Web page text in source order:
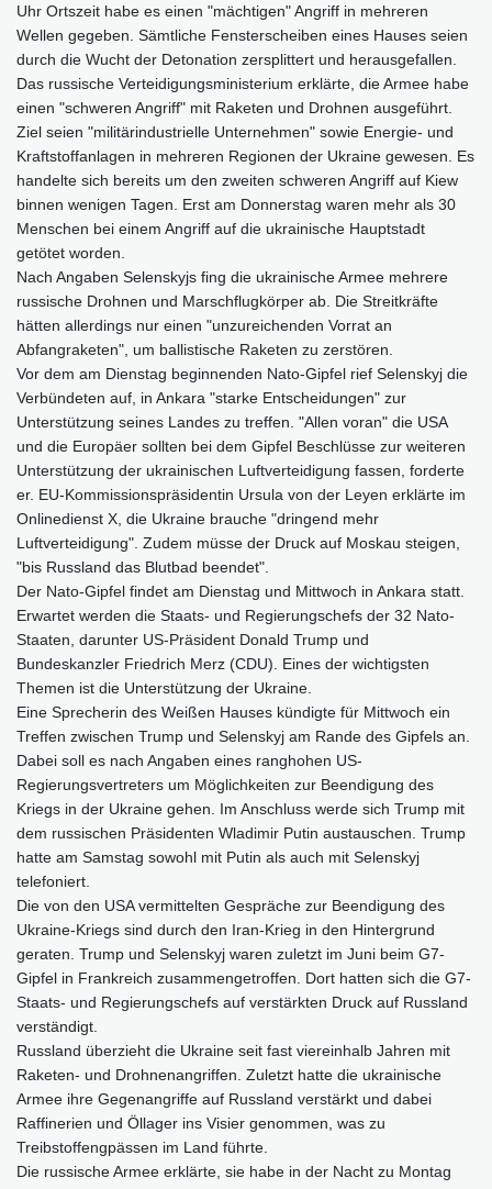
Uhr Ortszeit habe es einen "mächtigen" Angriff in mehreren
Wellen gegeben. Sämtliche Fensterscheiben eines Hauses seien
durch die Wucht der Detonation zersplittert und herausgefallen.
Das russische Verteidigungsministerium erklärte, die Armee habe
einen "schweren Angriff" mit Raketen und Drohnen ausgeführt.
Ziel seien "militärindustrielle Unternehmen" sowie Energie- und
Kraftstoffanlagen in mehreren Regionen der Ukraine gewesen. Es
handelte sich bereits um den zweiten schweren Angriff auf Kiew
binnen wenigen Tagen. Erst am Donnerstag waren mehr als 30
Menschen bei einem Angriff auf die ukrainische Hauptstadt
getötet worden.
Nach Angaben Selenskyjs fing die ukrainische Armee mehrere
russische Drohnen und Marschflugkörper ab. Die Streitkräfte
hätten allerdings nur einen "unzureichenden Vorrat an
Abfangraketen", um ballistische Raketen zu zerstören.
Vor dem am Dienstag beginnenden Nato-Gipfel rief Selenskyj die
Verbündeten auf, in Ankara "starke Entscheidungen" zur
Unterstützung seines Landes zu treffen. "Allen voran" die USA
und die Europäer sollten bei dem Gipfel Beschlüsse zur weiteren
Unterstützung der ukrainischen Luftverteidigung fassen, forderte
er. EU-Kommissionspräsidentin Ursula von der Leyen erklärte im
Onlinedienst X, die Ukraine brauche "dringend mehr
Luftverteidigung". Zudem müsse der Druck auf Moskau steigen,
"bis Russland das Blutbad beendet".
Der Nato-Gipfel findet am Dienstag und Mittwoch in Ankara statt.
Erwartet werden die Staats- und Regierungschefs der 32 Nato-
Staaten, darunter US-Präsident Donald Trump und
Bundeskanzler Friedrich Merz (CDU). Eines der wichtigsten
Themen ist die Unterstützung der Ukraine.
Eine Sprecherin des Weißen Hauses kündigte für Mittwoch ein
Treffen zwischen Trump und Selenskyj am Rande des Gipfels an.
Dabei soll es nach Angaben eines ranghohen US-
Regierungsvertreters um Möglichkeiten zur Beendigung des
Kriegs in der Ukraine gehen. Im Anschluss werde sich Trump mit
dem russischen Präsidenten Wladimir Putin austauschen. Trump
hatte am Samstag sowohl mit Putin als auch mit Selenskyj
telefoniert.
Die von den USA vermittelten Gespräche zur Beendigung des
Ukraine-Kriegs sind durch den Iran-Krieg in den Hintergrund
geraten. Trump und Selenskyj waren zuletzt im Juni beim G7-
Gipfel in Frankreich zusammengetroffen. Dort hatten sich die G7-
Staats- und Regierungschefs auf verstärkten Druck auf Russland
verständigt.
Russland überzieht die Ukraine seit fast viereinhalb Jahren mit
Raketen- und Drohnenangriffen. Zuletzt hatte die ukrainische
Armee ihre Gegenangriffe auf Russland verstärkt und dabei
Raffinerien und Öllager ins Visier genommen, was zu
Treibstoffengpässen im Land führte.
Die russische Armee erklärte, sie habe in der Nacht zu Montag